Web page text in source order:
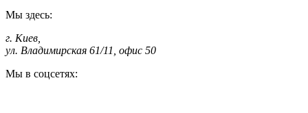
Мы здесь:
г. Киев
ул. Владимирская 61/11, офис 50
Мы в соцсетях: